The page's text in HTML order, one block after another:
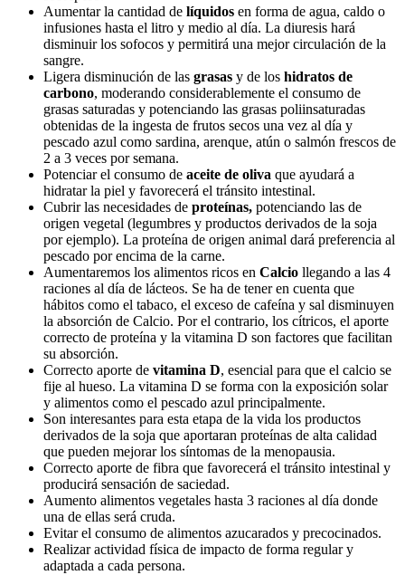
Aumentar la cantidad de líquidos en forma de agua, caldo o
infusiones hasta el litro y medio al día. La diuresis hará
disminuir los sofocos y permitirá una mejor circulación de la
sangre.
Ligera disminución de las grasas y de los hidratos de
carbono, moderando considerablemente el consumo de
grasas saturadas y potenciando las grasas poliinsaturadas
obtenidas de la ingesta de frutos secos una vez al día y
pescado azul como sardina, arenque, atún o salmón frescos de
2 a 3 veces por semana.
Potenciar el consumo de aceite de oliva que ayudará a
hidratar la piel y favorecerá el tránsito intestinal.
Cubrir las necesidades de proteínas, potenciando las de
origen vegetal (legumbres y productos derivados de la soja
por ejemplo). La proteína de origen animal dará preferencia al
pescado por encima de la carne.
Aumentaremos los alimentos ricos en Calcio llegando a las 4
raciones al día de lácteos. Se ha de tener en cuenta que
hábitos como el tabaco, el exceso de cafeína y sal disminuyen
la absorción de Calcio. Por el contrario, los cítricos, el aporte
correcto de proteína y la vitamina D son factores que facilitan
su absorción.
Correcto aporte de vitamina D, esencial para que el calcio se
fije al hueso. La vitamina D se forma con la exposición solar
y alimentos como el pescado azul principalmente.
Son interesantes para esta etapa de la vida los productos
derivados de la soja que aportaran proteínas de alta calidad
que pueden mejorar los síntomas de la menopausia.
Correcto aporte de fibra que favorecerá el tránsito intestinal y
producirá sensación de saciedad.
Aumento alimentos vegetales hasta 3 raciones al día donde
una de ellas será cruda.
Evitar el consumo de alimentos azucarados y precocinados.
Realizar actividad física de impacto de forma regular y
adaptada a cada persona.